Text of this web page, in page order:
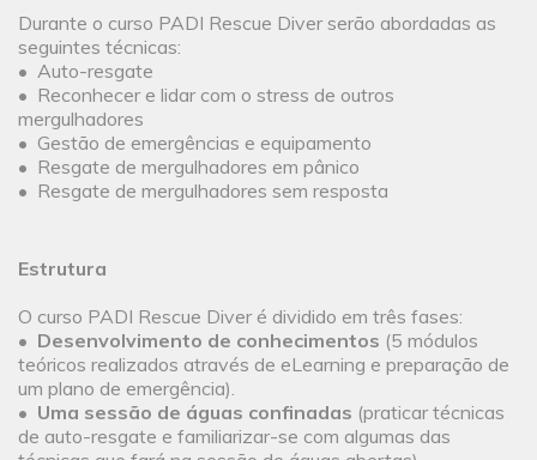
Durante o curso PADI Rescue Diver serão abordadas as
seguintes técnicas:
• Auto-resgate
• Reconhecer e lidar com o stress de outros
mergulhadores
• Gestão de emergências e equipamento
• Resgate de mergulhadores em pânico
• Resgate de mergulhadores sem resposta
Estrutura
O curso PADI Rescue Diver é dividido em três fases:
• Desenvolvimento de conhecimentos (5 módulos
teóricos realizados através de eLearning e preparação de
um plano de emergência).
• Uma sessão de águas confinadas (praticar técnicas
de auto-resgate e familiarizar-se com algumas das